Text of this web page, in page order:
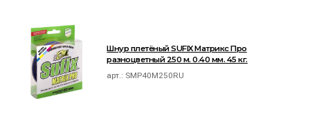
Шнур плетёный SUFIX Матрикс Про
разноцветный 250 м. 0.40 мм. 45 кг.
арт.: SMP40M250RU